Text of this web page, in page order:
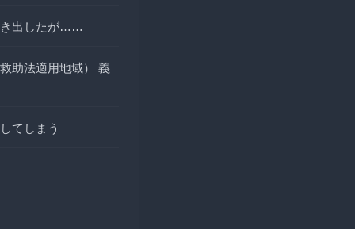
き出したが……
助法適用地域） 義
てしまう